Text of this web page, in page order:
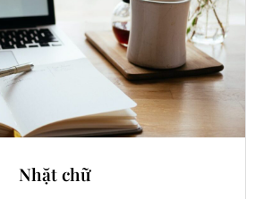
Nhặt chữ